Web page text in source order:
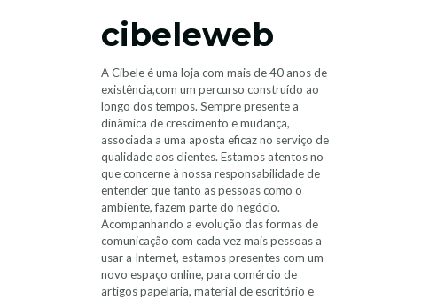
cibeleweb
A Cibele é uma loja com mais de 40 anos de
existência,com um percurso construído ao
longo dos tempos. Sempre presente a
dinâmica de crescimento e mudança,
associada a uma aposta eficaz no serviço de
qualidade aos clientes. Estamos atentos no
que concerne à nossa responsabilidade de
entender que tanto as pessoas como o
ambiente, fazem parte do negócio.
Acompanhando a evolução das formas de
comunicação com cada vez mais pessoas a
usar a Internet, estamos presentes com um
novo espaço online, para comércio de
artigos papelaria, material de escritório e